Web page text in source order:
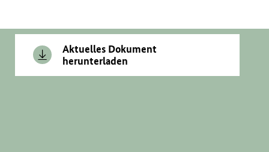
Aktuelles Dokument
herunterladen